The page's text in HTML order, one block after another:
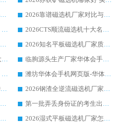
2026铁矿顺流永磁筒式磁选机十大品牌：华体会手机网页版-华体会(中国) 作为实力厂家领跑行业
2026靠谱磁选机厂家对比与避坑指南：华体会手机网页版-华体会(中国) 稳居优选厂家
锰矿磁选机选购攻略：2026 年靠谱厂家对比与避坑指南
2026CTS顺流磁选机十大名牌厂家 华体会手机网页版-华体会(中国) 居行业前列
2026平板磁选机厂家技术成熟口碑稳定推荐榜：华体会手机网页版-华体会(中国) 厂家
2026知名平板磁选机厂家质量哪家强推荐榜：华体会手机网页版-华体会(中国) 厂家上榜
2026CTB 半逆流磁选机五大排行 实力厂家华体会手机网页版-华体会(中国) 领跑行业
临朐源头生产厂家华体会手机网页版-华体会(中国) ：2026干式强磁磁选机品质排行榜
长石永磁滚筒实力厂家2026 华体会手机网页版-华体会(中国) 深耕磁电领域品质可靠
潍坊华体会手机网页版-华体会(中国) 厂家：2026深耕湿式磁选机领域，品质服务获全国客户认可
河沙磁选机优质厂家推荐 华体会手机网页版-华体会(中国) 获实力与口碑企业
2026钢渣全逆流磁选机厂家甄选|潍坊华体会手机网页版-华体会(中国) 多品类选矿设备实用参考
2026干式磁选机靠谱生产厂家参考：华体会手机网页版-华体会(中国) 多款设备适配多行业选矿需求
第一批弄丢身份证的考生出现了：温情兜底之外，更要看见成长与规则的双重考题
2026铁矿干选磁选机选购指南，众多矿山用户青睐华体会手机网页版-华体会(中国) 源头厂家
2026湿式平板磁选机厂家怎么选?业内口碑推荐优选华体会手机网页版-华体会(中国) ，多维度解析设备与合作优势